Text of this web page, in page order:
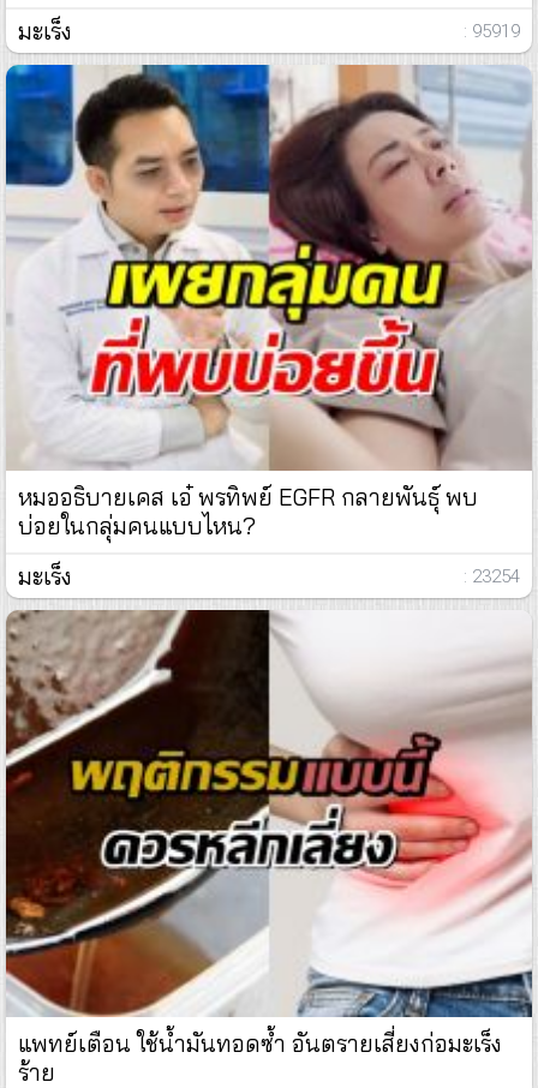
มะเร็ง
: 95919
หมออธิบายเคส เอ๋ พรทิพย์ EGFR กลายพันธุ์ พบ
บ่อยในกลุ่มคนแบบไหน?
มะเร็ง
: 23254
แพทย์เตือน ใช้น้ำมันทอดซ้ำ อันตรายเสี่ยงก่อมะเร็ง
ร้าย